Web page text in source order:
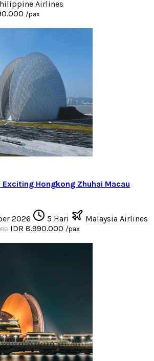
Airlines
/pax
Hongkong Zhuhai Macau
2026 5 Hari
Malaysia Airlines
IDR 8.990.000 /pax